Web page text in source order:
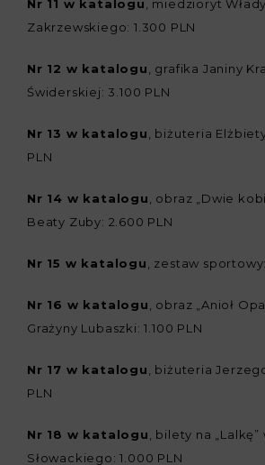
Nr 11 w katalogu
, miedzioryt
Zakrzewskiego: 1.300 PLN
Nr 12 w katalogu
, grafika Janiny
Świderskiej: 3.100 PLN
Nr 13 w katalogu
, biżuteria
PLN
Nr 14 w katalogu
, obraz „Dwie
Beaty Zuby: 2.600 PLN
Nr 15 w katalogu , zestaw
Nr 16 w katalogu
, obraz „Anioł
Grażyny Lubaszki: 1.100 PLN
Nr 17 w katalogu
, biżuteria
PLN
Nr 18 w katalogu
, bilety na
Słowackiego: 1.000 PLN